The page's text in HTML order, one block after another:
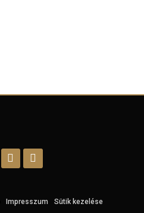
Impresszum Sütik kezelése